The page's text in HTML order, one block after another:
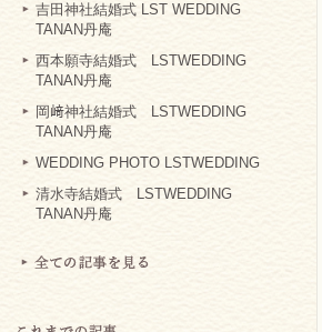
吉田神社結婚式 LST WEDDING
TANAN丹庵
西本願寺結婚式 LSTWEDDING
TANAN丹庵
岡﨑神社結婚式 LSTWEDDING
TANAN丹庵
WEDDING PHOTO LSTWEDDING
清水寺結婚式 LSTWEDDING
TANAN丹庵